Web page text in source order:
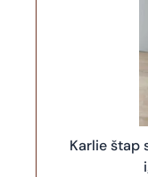
Karlie štap